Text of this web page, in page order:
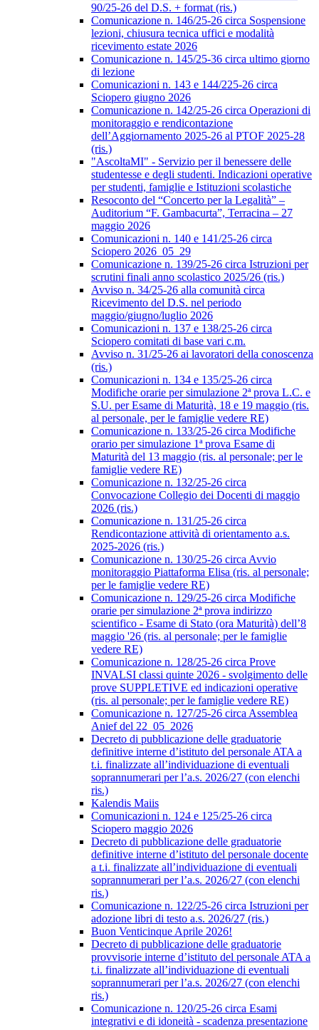
90/25-26 del D.S. + format (ris.)
Comunicazione n. 146/25-26 circa Sospensione
lezioni, chiusura tecnica uffici e modalità
ricevimento estate 2026
Comunicazione n. 145/25-36 circa ultimo giorno
di lezione
Comunicazioni n. 143 e 144/225-26 circa
Sciopero giugno 2026
Comunicazione n. 142/25-26 circa Operazioni di
monitoraggio e rendicontazione
dell’Aggiornamento 2025-26 al PTOF 2025-28
(ris.)
"AscoltaMI" - Servizio per il benessere delle
studentesse e degli studenti. Indicazioni operative
per studenti, famiglie e Istituzioni scolastiche
Resoconto del “Concerto per la Legalità” –
Auditorium “F. Gambacurta”, Terracina – 27
maggio 2026
Comunicazioni n. 140 e 141/25-26 circa
Sciopero 2026_05_29
Comunicazione n. 139/25-26 circa Istruzioni per
scrutini finali anno scolastico 2025/26 (ris.)
Avviso n. 34/25-26 alla comunità circa
Ricevimento del D.S. nel periodo
maggio/giugno/luglio 2026
Comunicazioni n. 137 e 138/25-26 circa
Sciopero comitati di base vari c.m.
Avviso n. 31/25-26 ai lavoratori della conoscenza
(ris.)
Comunicazioni n. 134 e 135/25-26 circa
Modifiche orarie per simulazione 2ª prova L.C. e
S.U. per Esame di Maturità, 18 e 19 maggio (ris.
al personale, per le famiglie vedere RE)
Comunicazione n. 133/25-26 circa Modifiche
orario per simulazione 1ª prova Esame di
Maturità del 13 maggio (ris. al personale; per le
famiglie vedere RE)
Comunicazione n. 132/25-26 circa
Convocazione Collegio dei Docenti di maggio
2026 (ris.)
Comunicazione n. 131/25-26 circa
Rendicontazione attività di orientamento a.s.
2025-2026 (ris.)
Comunicazione n. 130/25-26 circa Avvio
monitoraggio Piattaforma Elisa (ris. al personale;
per le famiglie vedere RE)
Comunicazione n. 129/25-26 circa Modifiche
orarie per simulazione 2ª prova indirizzo
scientifico - Esame di Stato (ora Maturità) dell’8
maggio '26 (ris. al personale; per le famiglie
vedere RE)
Comunicazione n. 128/25-26 circa Prove
INVALSI classi quinte 2026 - svolgimento delle
prove SUPPLETIVE ed indicazioni operative
(ris. al personale; per le famiglie vedere RE)
Comunicazione n. 127/25-26 circa Assemblea
Anief del 22_05_2026
Decreto di pubblicazione delle graduatorie
definitive interne d’istituto del personale ATA a
t.i. finalizzate all’individuazione di eventuali
soprannumerari per l’a.s. 2026/27 (con elenchi
ris.)
Kalendis Maiis
Comunicazioni n. 124 e 125/25-26 circa
Sciopero maggio 2026
Decreto di pubblicazione delle graduatorie
definitive interne d’istituto del personale docente
a t.i. finalizzate all’individuazione di eventuali
soprannumerari per l’a.s. 2026/27 (con elenchi
ris.)
Comunicazione n. 122/25-26 circa Istruzioni per
adozione libri di testo a.s. 2026/27 (ris.)
Buon Venticinque Aprile 2026!
Decreto di pubblicazione delle graduatorie
provvisorie interne d’istituto del personale ATA a
t.i. finalizzate all’individuazione di eventuali
soprannumerari per l’a.s. 2026/27 (con elenchi
ris.)
Comunicazione n. 120/25-26 circa Esami
integrativi e di idoneità - scadenza presentazione